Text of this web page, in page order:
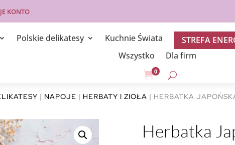
KONTO
Polskie delikatesy Kuchnie Świata STREFA
Wszystko
Dla firm
0
| NAPOJE | HERBATY I ZIOŁA | HERBATKA
Herbatka